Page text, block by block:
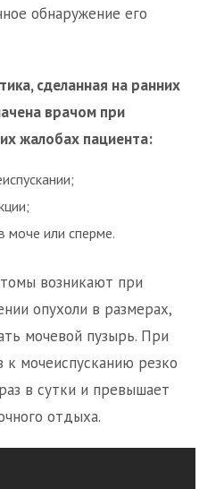
обнаружение его
сделанная на ранних
врачом при
жалобах пациента:
моче или сперме.
возникают при
опухоли в размерах,
мочевой пузырь. При
к мочеиспусканию резко
в сутки и превышает
отдыха.